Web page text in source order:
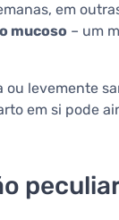
em
mucoso – um
ou levemente
em si pode